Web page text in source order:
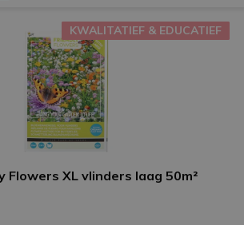
Flowers XL vlinders laag 50m²
KWALITATIEF & EDUCATIEF
KWALITATIEF & EDUCATIEF